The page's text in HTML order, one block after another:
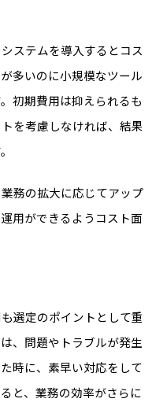
ステムを導入するとコス
多いのに小規模なツール
初期費用は抑えられるも
を考慮しなければ、結果
務の拡大に応じてアップ
用ができるようコスト面
選定のポイントとして重
、問題やトラブルが発生
時に、素早い対応をして
と、業務の効率がさらに